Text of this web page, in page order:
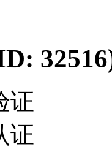
证
证